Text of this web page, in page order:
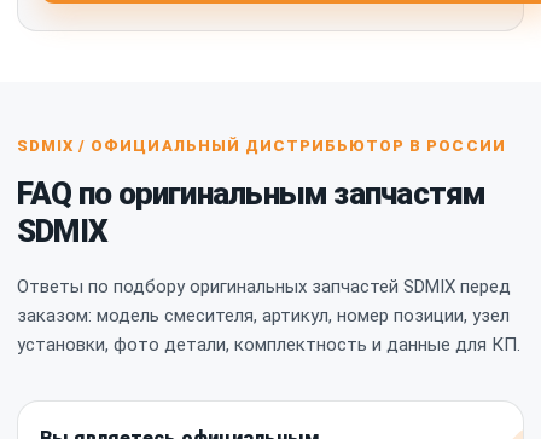
SDMIX / ОФИЦИАЛЬНЫЙ ДИСТРИБЬЮТОР В РОССИИ
FAQ по оригинальным запчастям
SDMIX
Ответы по подбору оригинальных запчастей SDMIX перед
заказом: модель смесителя, артикул, номер позиции, узел
установки, фото детали, комплектность и данные для КП.